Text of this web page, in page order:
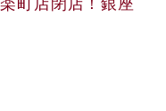
町店閉店！銀座